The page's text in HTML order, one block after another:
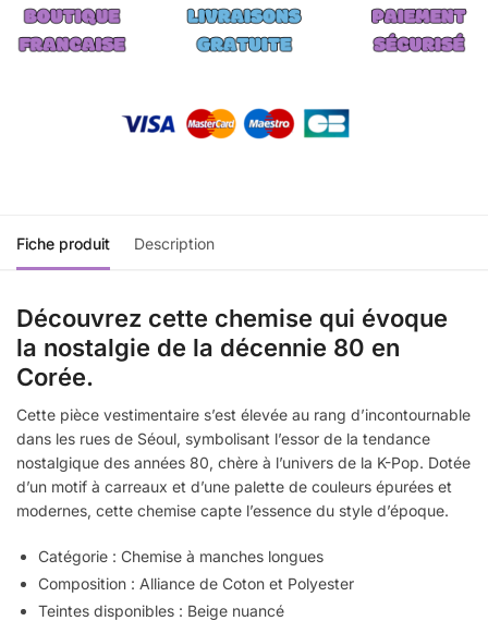
Fiche produit Description
Découvrez cette chemise qui évoque
la nostalgie de la décennie 80 en
Corée.
Cette pièce vestimentaire s’est élevée au rang d’incontournable
dans les rues de Séoul, symbolisant l’essor de la tendance
nostalgique des années 80, chère à l’univers de la K-Pop. Dotée
d’un motif à carreaux et d’une palette de couleurs épurées et
modernes, cette chemise capte l’essence du style d’époque.
Catégorie : Chemise à manches longues
Composition : Alliance de Coton et Polyester
Teintes disponibles : Beige nuancé